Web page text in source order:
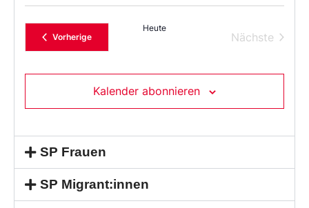
Sie
das
Datum
aus.
VorherigeVeranstaltungen
Heute
Nächste
Kalender abonnieren
SP Frauen
SP Migrant:innen